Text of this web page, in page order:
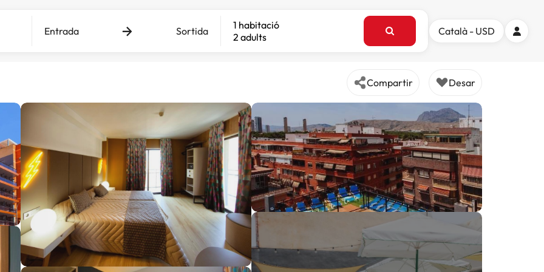
Entrada Sortida
1 habitació
2 adults
Català - USD
Compartir Desar